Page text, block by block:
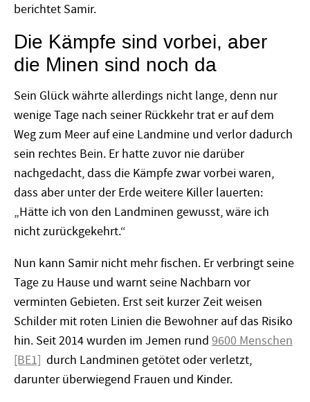
berichtet Samir.
Die Kämpfe sind vorbei, aber
die Minen sind noch da
Sein Glück währte allerdings nicht lange, denn nur
wenige Tage nach seiner Rückkehr trat er auf dem
Weg zum Meer auf eine Landmine und verlor dadurch
sein rechtes Bein. Er hatte zuvor nie darüber
nachgedacht, dass die Kämpfe zwar vorbei waren,
dass aber unter der Erde weitere Killer lauerten:
„Hätte ich von den Landminen gewusst, wäre ich
nicht zurückgekehrt.“
Nun kann Samir nicht mehr fischen. Er verbringt seine
Tage zu Hause und warnt seine Nachbarn vor
verminten Gebieten. Erst seit kurzer Zeit weisen
Schilder mit roten Linien die Bewohner auf das Risiko
hin. Seit 2014 wurden im Jemen rund 9600 Menschen
[BE1] durch Landminen getötet oder verletzt,
darunter überwiegend Frauen und Kinder.